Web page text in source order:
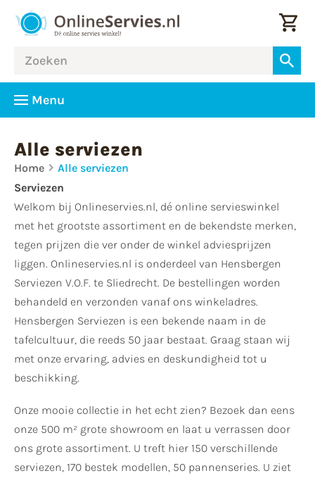
Menu
Alle serviezen
Home
Alle serviezen
Serviezen
Welkom bij Onlineservies.nl, dé online servieswinkel
met het grootste assortiment en de bekendste merken,
tegen prijzen die ver onder de winkel adviesprijzen
liggen. Onlineservies.nl is onderdeel van Hensbergen
Serviezen V.O.F. te Sliedrecht. De bestellingen worden
behandeld en verzonden vanaf ons winkeladres.
Hensbergen Serviezen is een bekende naam in de
tafelcultuur, die reeds 50 jaar bestaat. Graag staan wij
met onze ervaring, advies en deskundigheid tot u
beschikking.
Onze mooie collectie in het echt zien? Bezoek dan eens
onze 500 m² grote showroom en laat u verrassen door
ons grote assortiment. U treft hier 150 verschillende
serviezen, 170 bestek modellen, 50 pannenseries. U ziet